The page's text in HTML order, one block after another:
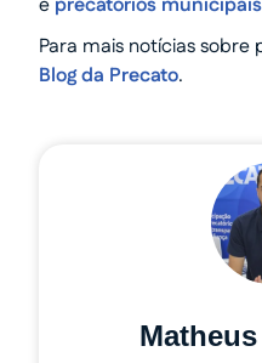
Para mais notícias
Blog da Precato.